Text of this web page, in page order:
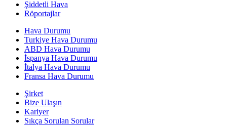
Şiddetli Hava
Röportajlar
Hava Durumu
Turkiye Hava Durumu
ABD Hava Durumu
İspanya Hava Durumu
İtalya Hava Durumu
Fransa Hava Durumu
Şirket
Bize Ulaşın
Kariyer
Sıkça Sorulan Sorular